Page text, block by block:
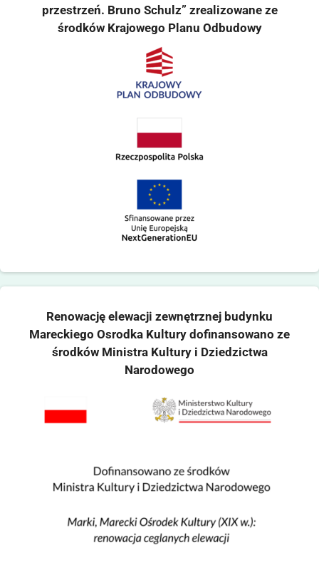
przestrzeń. Bruno Schulz” zrealizowane ze
środków Krajowego Planu Odbudowy
Renowację elewacji zewnętrznej budynku
Mareckiego Osrodka Kultury dofinansowano ze
środków Ministra Kultury i Dziedzictwa
Narodowego